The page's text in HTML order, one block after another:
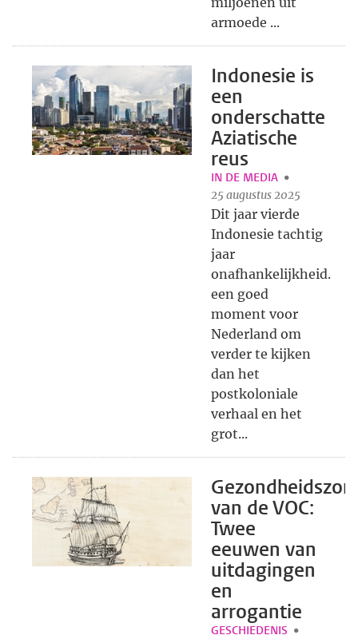
armoede ...
Indonesie is
een
onderschatte
Aziatische
reus
IN DE MEDIA
25 augustus 2025
Dit jaar vierde
Indonesie tachtig
jaar
onafhankelijkheid.
een goed
moment voor
Nederland om
verder te kijken
dan het
postkoloniale
verhaal en het
grot...
van de VOC:
Twee
eeuwen van
uitdagingen
en
arrogantie
GESCHIEDENIS